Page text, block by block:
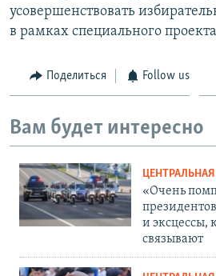
усовершенствовать
в рамках специального
Поделиться Follow us
Вам будет интересно
«Очень
и эксцессы,
связывают